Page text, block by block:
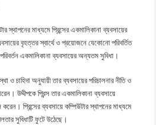
স্থাপনের মাধ্যমে প্রিন্সের একমালিকানা ব্যবসায়ের
বৃহত্তর স্বার্থে ও প্রয়োজনে যেকোনো পরিবর্তিত
একমালিকানা ব্যবসায়ের অন্যতম সুবিধা।
ও চাহিদা অনুযায়ী তার ব্যবসায়ের পরিচালনার নীতি ও
উদ্দীপকে প্রিন্স তার একমালিকানা ব্যবসায়ে
করেন। প্রিন্সের ব্যবসায়ে কম্পিউটার স্থাপনের মাধ্যমে
সুবিধাটি ফুটে উঠেছে।